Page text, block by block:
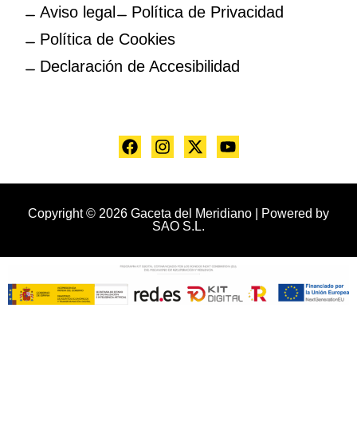
Aviso legal
Política de Privacidad
Política de Cookies
Declaración de Accesibilidad
Copyright © 2026 Gaceta del Meridiano | Powered by
SAO S.L.